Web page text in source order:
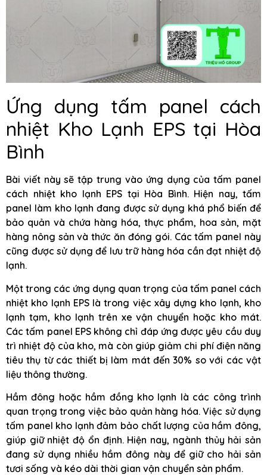
Ứng dụng tấm panel cách
nhiệt Kho Lạnh EPS tại Hòa
Bình
Bài viết này sẽ tập trung vào ứng dụng của tấm panel
cách nhiệt kho lạnh EPS tại Hòa Bình. Hiện nay, tấm
panel làm kho lạnh đang được sử dụng khá phổ biến để
bảo quản và chứa hàng hóa, thực phẩm, hoa sản, mặt
hàng nông sản và thức ăn đóng gói. Các tấm panel này
cũng được sử dụng để lưu trữ hàng hóa cần đạt nhiệt độ
lạnh.
Một trong các ứng dụng quan trọng của tấm panel cách
nhiệt kho lạnh EPS là trong việc xây dựng kho lạnh, kho
lạnh tạm, kho lạnh trên xe vận chuyển hoặc kho mát.
Các tấm panel EPS không chỉ đáp ứng được yêu cầu duy
trì nhiệt độ của kho, mà còn giúp giảm chi phí điện năng
tiêu thụ từ các thiết bị làm mát đến 30% so với các vật
liệu thông thường.
Hầm đông hoặc hầm đồng kho lạnh là các công trình
quan trọng trong việc bảo quản hàng hóa. Việc sử dụng
tấm panel kho lạnh đảm bảo chất lượng của hầm đông,
giúp giữ nhiệt độ ổn định. Hiện nay, ngành thủy hải sản
đang sử dụng nhiều hầm đông này để giữ cho hải sản
tươi sống và kéo dài thời gian vận chuyển sản phẩm.